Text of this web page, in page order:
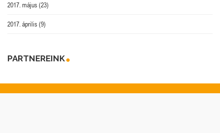
2017. május(23)
2017. április(9)
PARTNEREINK